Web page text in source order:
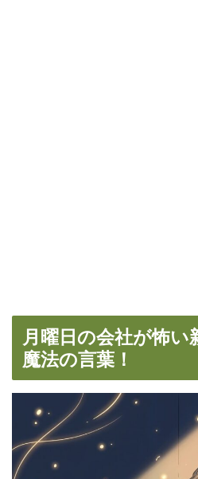
月曜日の会社が怖い
魔法の言葉！